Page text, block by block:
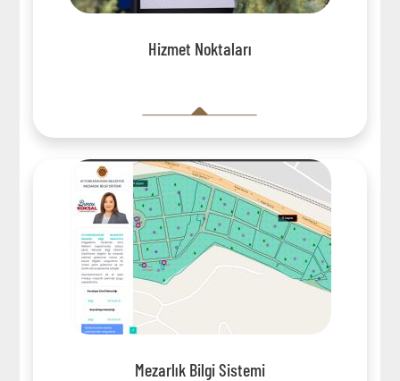
Hizmet Noktaları
Mezarlık Bilgi Sistemi